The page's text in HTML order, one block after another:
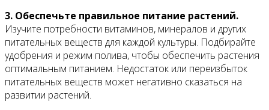
3. Обеспечьте правильное питание растений.
Изучите потребности витаминов, минералов и других
питательных веществ для каждой культуры. Подбирайте
удобрения и режим полива, чтобы обеспечить растения
оптимальным питанием. Недостаток или переизбыток
питательных веществ может негативно сказаться на
развитии растений.